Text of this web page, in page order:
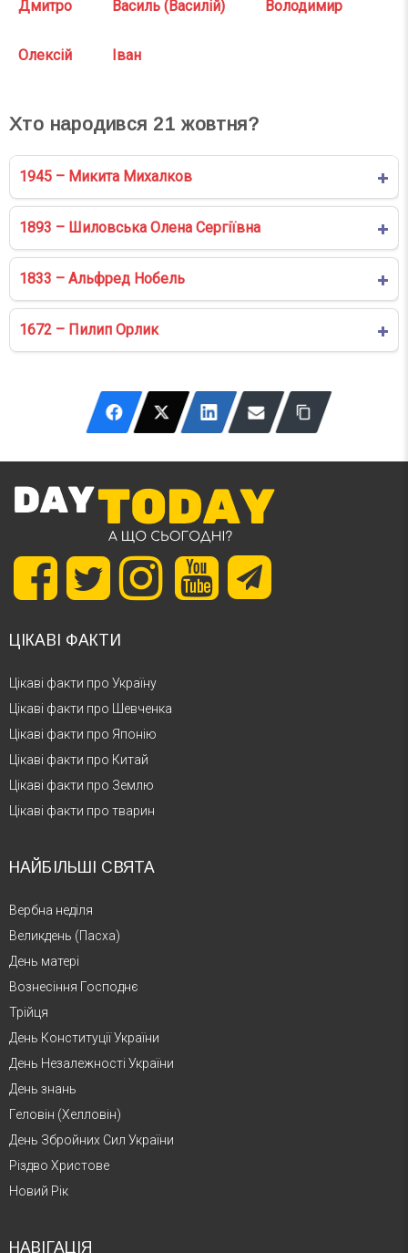
Дмитро Василь (Василій) Володимир
Олексій Іван
Хто народився 21 жовтня?
1945 – Микита Михалков
1893 – Шиловська Олена Сергіївна
1833 – Альфред Нобель
1672 – Пилип Орлик
ЦІКАВІ ФАКТИ
Цікаві факти про Україну
Цікаві факти про Шевченка
Цікаві факти про Японію
Цікаві факти про Китай
Цікаві факти про Землю
Цікаві факти про тварин
НАЙБІЛЬШІ СВЯТА
Вербна неділя
Великдень (Пасха)
День матері
Вознесіння Господнє
Трійця
День Конституції України
День Незалежності України
День знань
Геловін (Хелловін)
День Збройних Сил України
Різдво Христове
Новий Рік
НАВІГАЦІЯ